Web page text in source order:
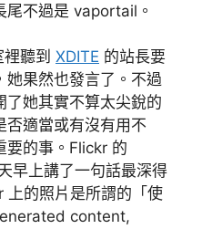
尾不過是 vaportail。
聽到 XDITE 的站長要
她果然也發言了。不過
了她其實不算太尖銳的
否適當或有沒有用不
要的事。Flickr 的
上講了一句話最深得
上的照片是所謂的「使
content,